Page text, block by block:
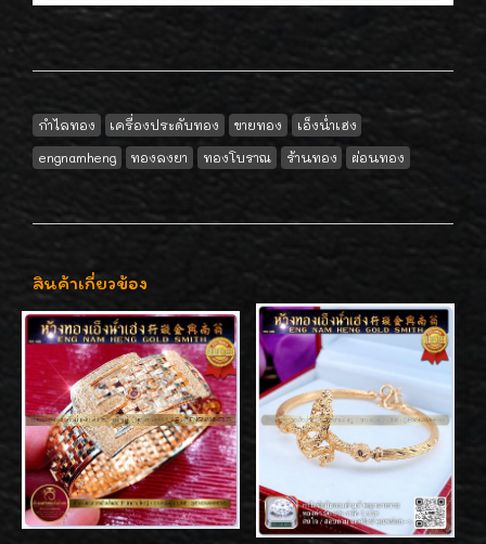
กำไลทอง เครื่องประดับทอง ขายทอง
เอ็งน่ำเฮง
engnamheng
ทองลงยา ทองโบราณ ร้านทอง ผ่อนทอง
สินค้าเกี่ยวข้อง